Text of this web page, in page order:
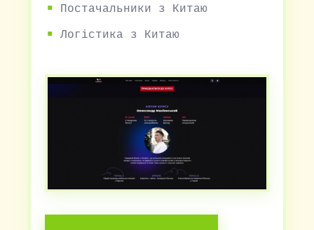
Постачальники з Китаю
Логістика з Китаю